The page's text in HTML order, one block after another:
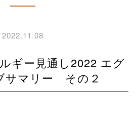
2022.11.08
サマリー その２